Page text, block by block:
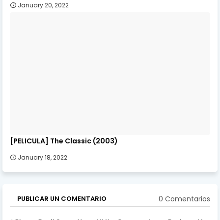
January 20, 2022
[PELICULA] The Classic (2003)
January 18, 2022
PUBLICAR UN COMENTARIO 0 Comentarios